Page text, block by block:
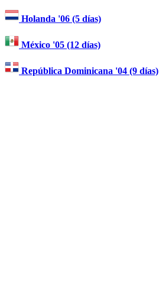
Holanda '06 (5 días)
México '05 (12 días)
República Dominicana '04 (9 días)